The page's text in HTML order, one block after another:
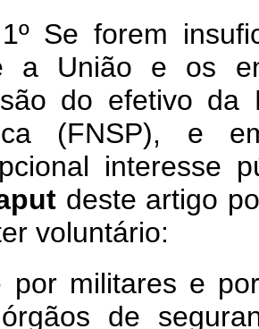
Se forem
a União e os
o do efetivo da
(FNSP), e
interesse
deste artigo
voluntário:
por militares e
órgãos de